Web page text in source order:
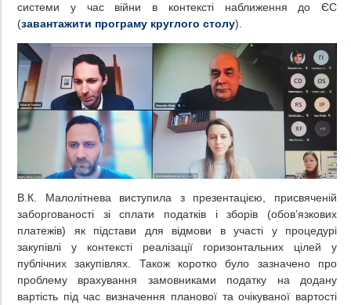
системи у час війни в контексті наближення до ЄС
(завантажити програму круглого столу).
В.К. Малолітнева виступила з презентацією, присвяченій
заборгованості зі сплати податків і зборів (обов’язкових
платежів) як підстави для відмови в участі у процедурі
закупівлі у контексті реалізації горизонтальних цілей у
публічних закупівлях. Також коротко було зазначено про
проблему врахування замовниками податку на додану
вартість під час визначення планової та очікуваної вартості